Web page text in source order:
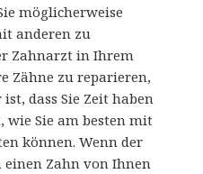
möglicherweise
anderen zu
Zahnarzt in Ihrem
Zähne zu reparieren,
dass Sie Zeit haben
wie Sie am besten mit
können. Wenn der
Zahn von Ihnen